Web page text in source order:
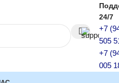
24/7
+7
505
+7
005